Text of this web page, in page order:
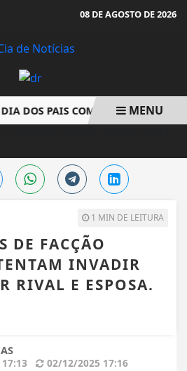
08 DE AGOSTO DE 2026
DOS PAIS COM CULTURA,
MENU
1 MIN DE LEITURA
DE FACÇÃO
INVADIR
RIVAL E ESPOSA.
02/12/2025 17:16